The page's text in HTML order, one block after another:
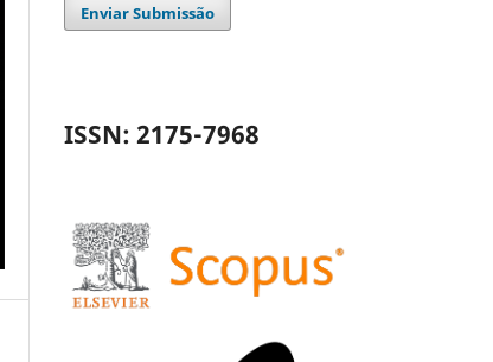
Enviar Submissão
ISSN: 2175-7968